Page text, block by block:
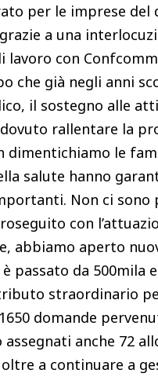
per le imprese
a una
con
che già negli anni
il sostegno alle
rallentare la
dimentichiamo le
salute hanno
Non ci
con
abbiamo aperto
passato da 500mila
straordinario
domande
anche 72
a continuare a